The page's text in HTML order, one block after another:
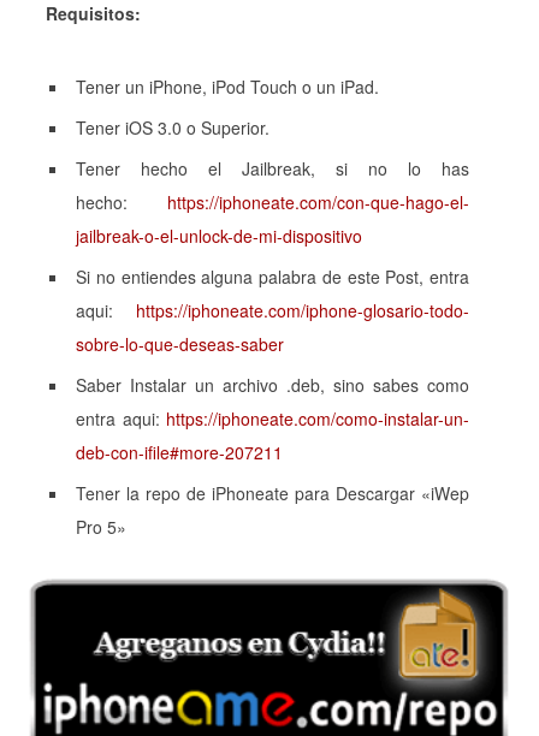
Requisitos:
Tener un iPhone, iPod Touch o un iPad.
Tener iOS 3.0 o Superior.
Tener hecho el Jailbreak, si no lo has
hecho: https://iphoneate.com/con-que-hago-el-
jailbreak-o-el-unlock-de-mi-dispositivo
Si no entiendes alguna palabra de este Post, entra
aqui: https://iphoneate.com/iphone-glosario-todo-
sobre-lo-que-deseas-saber
Saber Instalar un archivo .deb, sino sabes como
entra aqui: https://iphoneate.com/como-instalar-un-
deb-con-ifile#more-207211
Tener la repo de iPhoneate para Descargar «iWep
Pro 5»